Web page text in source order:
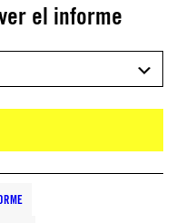
el informe